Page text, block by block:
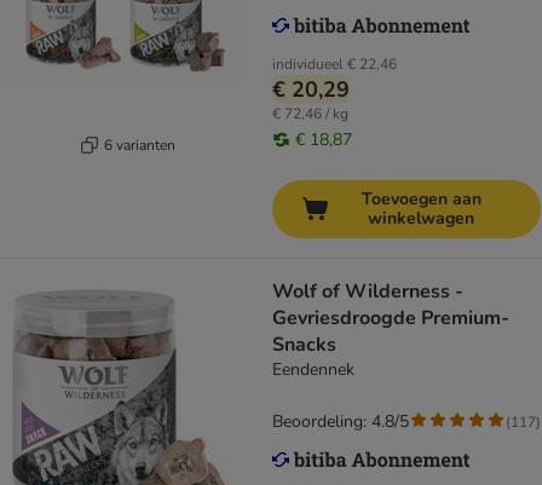
6 varianten
individueel€ 22,46
€ 20,29
€ 72,46 / kg
€ 18,87
Toevoegen aan
winkelwagen
Wolf of Wilderness -
Gevriesdroogde Premium-
Snacks
Eendennek
Beoordeling: 4.8/5 (117)